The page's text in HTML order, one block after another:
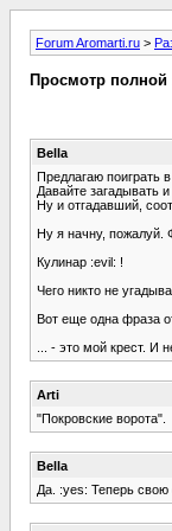
Forum Aromarti.ru >
Просмотр полной
Bella
Предлагаю поиграть
Давайте загадывать
Ну и отгадавший,
Ну я начну, пожалуй.
Кулинар :evil: !
Чего никто не
Вот еще одна фраза
... - это мой крест. И
Arti
"Покровские ворота".
Bella
Да. :yes: Теперь свою